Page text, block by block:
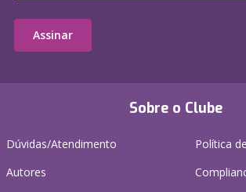
Sobre o Clube
Dúvidas/Atendimento
Autores
Política
Assinar